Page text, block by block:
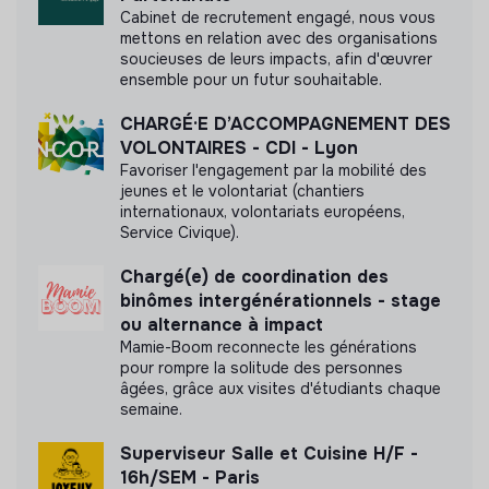
• Bénéficier d’une expérience professionnalisante au
cœur des enjeux de l’économie sociale et solidaire.
interne.
Découvrir l'étude d'impact
Labels et certifications
Cette structure n'a pas souhaité nous
communiquer les labels ou certifications qu'elle a
pu obtenir.
Documents
N'a pas encore communiqué de documents de
transparence
Cabinet de recrutement engagé, nous vous
mettons en relation avec des organisations
soucieuses de leurs impacts, afin d'œuvrer
ensemble pour un futur souhaitable.
CHARGÉ·E D’ACCOMPAGNEMENT DES
VOLONTAIRES - CDI - Lyon
Favoriser l'engagement par la mobilité des
jeunes et le volontariat (chantiers
internationaux, volontariats européens,
Service Civique).
Chargé(e) de coordination des
binômes intergénérationnels - stage
ou alternance à impact
Mamie-Boom reconnecte les générations
pour rompre la solitude des personnes
âgées, grâce aux visites d'étudiants chaque
semaine.
Superviseur Salle et Cuisine H/F -
16h/SEM - Paris